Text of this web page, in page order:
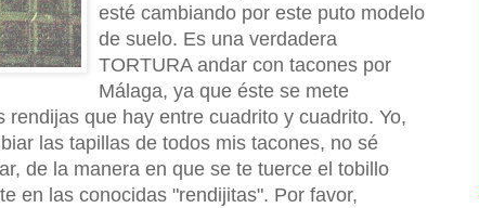
esté cambiando por este puto modelo
de suelo. Es una verdadera
TORTURA andar con tacones por
Málaga, ya que éste se mete
rendijas que hay entre cuadrito y cuadrito. Yo,
las tapillas de todos mis tacones, no sé
de la manera en que se te tuerce el tobillo
en las conocidas "rendijitas". Por favor,